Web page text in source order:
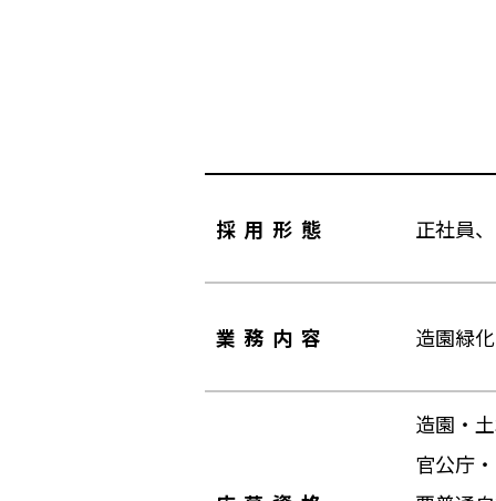
採用形態 正社員
業務内容 造園緑
造園・
官公庁